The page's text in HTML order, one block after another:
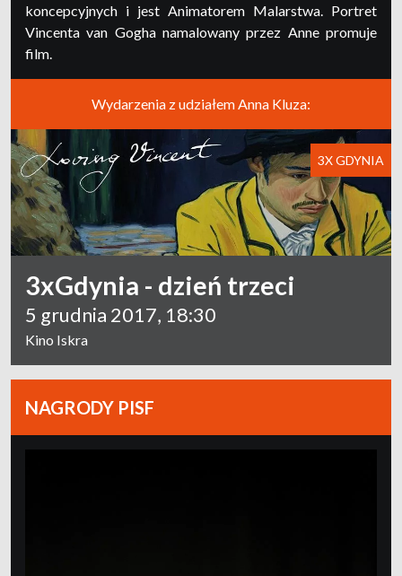
koncepcyjnych i jest Animatorem Malarstwa. Portret
Vincenta van Gogha namalowany przez Anne promuje
film.
Wydarzenia z udziałem Anna Kluza:
3xGdynia - dzień trzeci
5 grudnia 2017, 18:30
Kino Iskra
3X GDYNIA
NAGRODY PISF